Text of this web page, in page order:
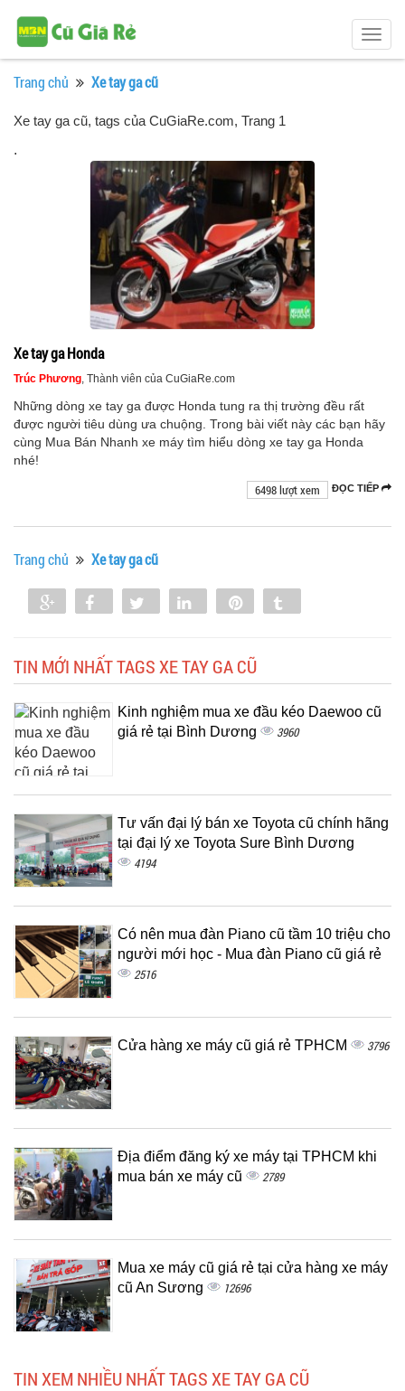
Trang chủ Xe tay ga cũ
Xe tay ga cũ, tags của CuGiaRe.com, Trang 1
.
Xe tay ga Honda
Trúc Phương, Thành viên của CuGiaRe.com
Những dòng xe tay ga được Honda tung ra thị trường đều rất
được người tiêu dùng ưa chuộng. Trong bài viết này các bạn hãy
cùng Mua Bán Nhanh xe máy tìm hiểu dòng xe tay ga Honda
nhé!
ĐỌC TIẾP
6498 lượt xem
Trang chủ Xe tay ga cũ
Share Share Tweet Share
TIN MỚI NHẤT TAGS XE TAY GA CŨ
Kinh nghiệm mua xe đầu kéo Daewoo cũ
giá rẻ tại Bình Dương
3960
Tư vấn đại lý bán xe Toyota cũ chính hãng
tại đại lý xe Toyota Sure Bình Dương
4194
Có nên mua đàn Piano cũ tầm 10 triệu cho
người mới học - Mua đàn Piano cũ giá rẻ
2516
Cửa hàng xe máy cũ giá rẻ TPHCM 3796
Địa điểm đăng ký xe máy tại TPHCM khi
mua bán xe máy cũ
2789
Mua xe máy cũ giá rẻ tại cửa hàng xe máy
cũ An Sương
12696
TIN XEM NHIỀU NHẤT TAGS XE TAY GA CŨ